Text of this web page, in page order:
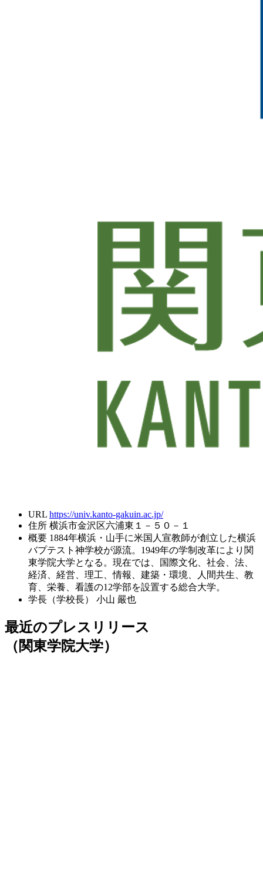
URL https://univ.kanto-gakuin.ac.jp/
住所 横浜市金沢区六浦東１－５０－１
概要 1884年横浜・山手に米国人宣教師が創立した横浜
バプテスト神学校が源流。1949年の学制改革により関
東学院大学となる。現在では、国際文化、社会、法、
経済、経営、理工、情報、建築・環境、人間共生、教
育、栄養、看護の12学部を設置する総合大学。
学長（学校長）
小山 嚴也
最近のプレスリリース
（関東学院大学）